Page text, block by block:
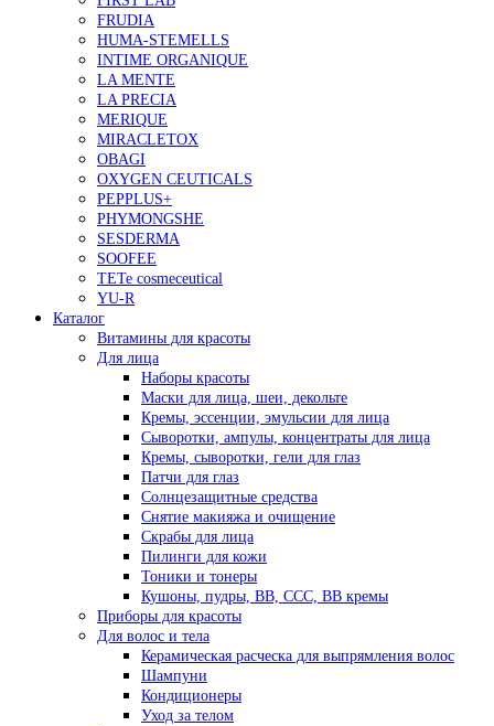
FRUDIA
HUMA-STEMELLS
INTIME ORGANIQUE
LA MENTE
LA PRECIA
MERIQUE
MIRACLETOX
OBAGI
OXYGEN CEUTICALS
PEPPLUS+
PHYMONGSHE
SESDERMA
SOOFEE
TETe cosmeceutical
YU-R
Каталог
Витамины для красоты
Для лица
Наборы красоты
Маски для лица, шеи, декольте
Кремы, эссенции, эмульсии для лица
Сыворотки, ампулы, концентраты для лица
Кремы, сыворотки, гели для глаз
Патчи для глаз
Солнцезащитные средства
Снятие макияжа и очищение
Скрабы для лица
Пилинги для кожи
Тоники и тонеры
Кушоны, пудры, ВВ, ССС, ВВ кремы
Приборы для красоты
Для волос и тела
Керамическая расческа для выпрямления волос
Шампуни
Кондиционеры
Уход за телом